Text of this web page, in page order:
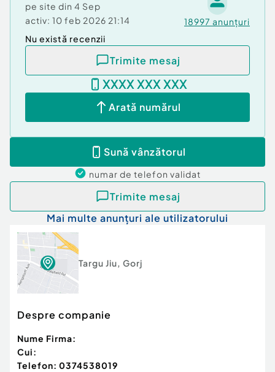
pe site din 4 Sep
activ: 10 feb 2026 21:14 18997 anunțuri
Nu există recenzii
Trimite mesaj
XXXX XXX XXX
Arată numărul
Sună vânzătorul
numar de telefon validat
Trimite mesaj
Mai multe anunțuri ale utilizatorului
Targu Jiu, Gorj
Despre companie
Nume Firma:
Cui:
Telefon: 0374538019